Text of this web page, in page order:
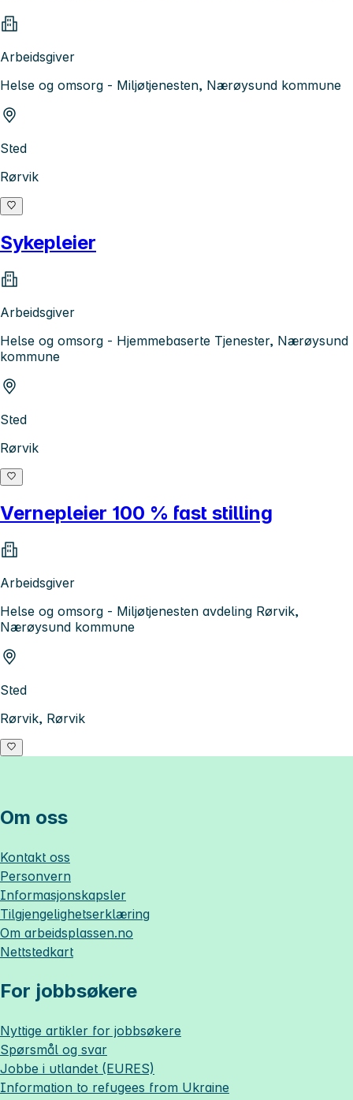
Arbeidsgiver
Helse og omsorg - Miljøtjenesten, Nærøysund kommune
Sted
Rørvik
Sykepleier
Arbeidsgiver
Helse og omsorg - Hjemmebaserte Tjenester, Nærøysund
kommune
Sted
Rørvik
Vernepleier 100 % fast stilling
Arbeidsgiver
Helse og omsorg - Miljøtjenesten avdeling Rørvik,
Nærøysund kommune
Sted
Rørvik, Rørvik
Om oss
Kontakt oss
Personvern
Informasjonskapsler
Tilgjengelighetserklæring
Om arbeidsplassen.no
Nettstedkart
For jobbsøkere
Nyttige artikler for jobbsøkere
Spørsmål og svar
Jobbe i utlandet (EURES)
Information to refugees from Ukraine